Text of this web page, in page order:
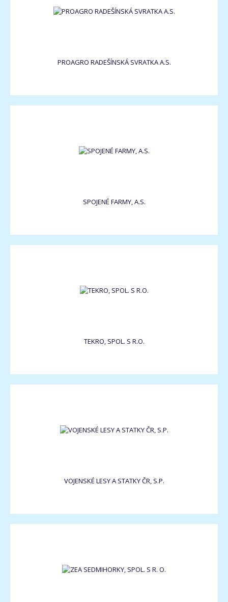
PROAGRO RADEŠÍNSKÁ SVRATKA A.S.
SPOJENÉ FARMY, A.S.
TEKRO, SPOL. S R.O.
VOJENSKÉ LESY A STATKY ČR, S.P.